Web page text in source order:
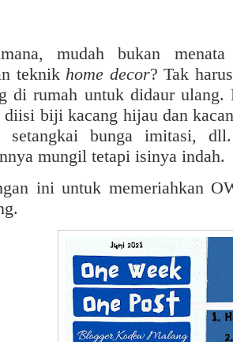
mudah bukan
teknikhome decor? Tak
di rumah untuk didaur
diisi biji kacang hijau dan
setangkai bunga imitasi,
mungil tetapi isinya indah.
ini untuk memeriahkan